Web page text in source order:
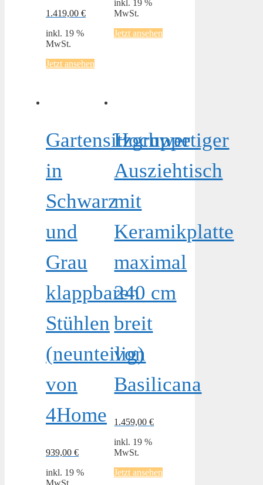
1.419,00 €
inkl. 19 %
MwSt.
Jetzt ansehen
inkl. 19 %
MwSt.
Jetzt ansehen
Gartensitzgruppe
in
Schwarz
und
Grau
klappbaren
Stühlen
(neunteilig)
von
4Home
939,00 €
inkl. 19 %
Hochwertiger
Ausziehtisch
mit
Keramikplatte
maximal
240 cm
breit
von
Basilicana
1.459,00€
inkl. 19 %
MwSt.
Jetzt ansehen